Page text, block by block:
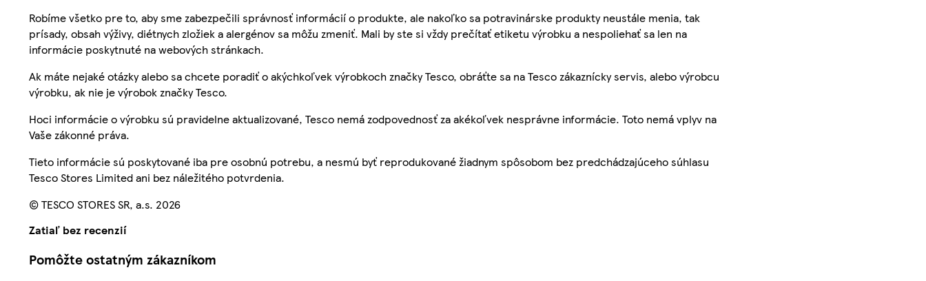
Robíme všetko pre to, aby sme zabezpečili správnosť informácií o produkte, ale nakoľko sa potravinárske produkty neustále menia, tak
prísady, obsah výživy, diétnych zložiek a alergénov sa môžu zmeniť. Mali by ste si vždy prečítať etiketu výrobku a nespoliehať sa len na
informácie poskytnuté na webových stránkach.
Ak máte nejaké otázky alebo sa chcete poradiť o akýchkoľvek výrobkoch značky Tesco, obráťte sa na Tesco zákaznícky servis, alebo výrobcu
výrobku, ak nie je výrobok značky Tesco.
Hoci informácie o výrobku sú pravidelne aktualizované, Tesco nemá zodpovednosť za akékoľvek nesprávne informácie. Toto nemá vplyv na
Vaše zákonné práva.
Tieto informácie sú poskytované iba pre osobnú potrebu, a nesmú byť reprodukované žiadnym spôsobom bez predchádzajúceho súhlasu
Tesco Stores Limited ani bez náležitého potvrdenia.
© TESCO STORES SR, a.s. 2026
Zatiaľ bez recenzií
Pomôžte ostatným zákazníkom